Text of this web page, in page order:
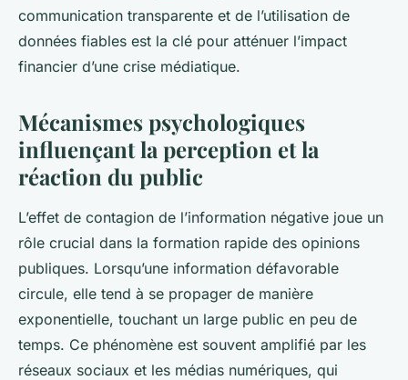
communication transparente et de l’utilisation de
données fiables est la clé pour atténuer l’impact
financier d’une crise médiatique.
Mécanismes psychologiques
influençant la perception et la
réaction du public
L’effet de contagion de l’information négative joue un
rôle crucial dans la formation rapide des opinions
publiques. Lorsqu’une information défavorable
circule, elle tend à se propager de manière
exponentielle, touchant un large public en peu de
temps. Ce phénomène est souvent amplifié par les
réseaux sociaux et les médias numériques, qui